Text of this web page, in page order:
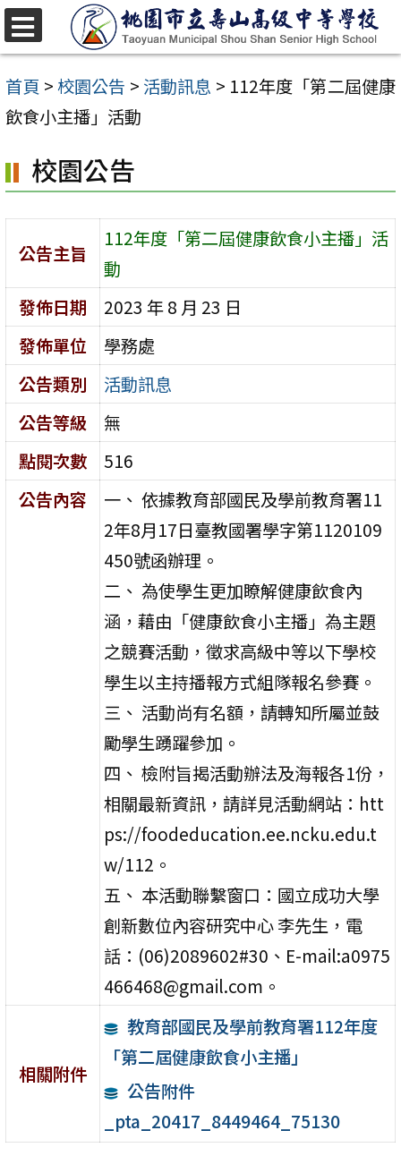
跳
至
主
要
容
區
首頁 >校園公告 > 活動訊息 > 112年度「第二屆健康
飲食小主播」活動
校園公告
公告主旨
112年度「第二屆健康飲食小主播」活
動
發佈日期
2023 年 8 月 23 日
發佈單位
學務處
公告類別
活動訊息
公告等級
無
點閱次數
516
公告內容
一、 依據教育部國民及學前教育署11
2年8月17日臺教國署學字第1120109
450號函辦理。
二、 為使學生更加瞭解健康飲食內
涵，藉由「健康飲食小主播」為主題
之競賽活動，徵求高級中等以下學校
學生以主持播報方式組隊報名參賽。
三、 活動尚有名額，請轉知所屬並鼓
勵學生踴躍參加。
四、 檢附旨揭活動辦法及海報各1份，
相關最新資訊，請詳見活動網站：htt
ps://foodeducation.ee.ncku.edu.t
w/112。
五、 本活動聯繫窗口：國立成功大學
創新數位內容研究中心 李先生，電
話：(06)2089602#30、E-mail:a0975
466468@gmail.com。
相關附件
教育部國民及學前教育署112年度
「第二屆健康飲食小主播」
公告附件
_pta_20417_8449464_75130
選
單